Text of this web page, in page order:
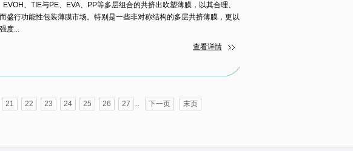
、TIE与PE、EVA、PP等多层组合的共挤出吹塑薄膜，以其合理、
盛行功能性包装薄膜市场。特别是一些非对称结构的多层共挤薄膜，更以
度...
查看详情
21 22 23 24 25 26 27 ... 下一页 末页